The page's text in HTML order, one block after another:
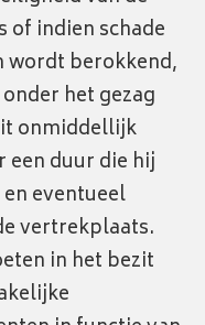
of indien schade
wordt berokkend,
het gezag
onmiddellijk
duur die hij
eventueel
vertrekplaats.
in het bezit